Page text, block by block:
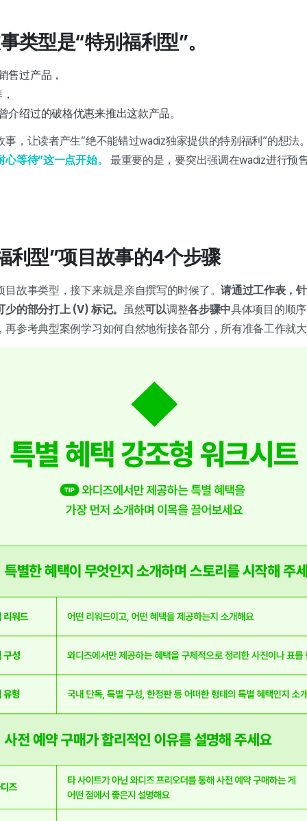
类型是“特别福利型”。
售过产品，
介绍过的破格优惠来推出这款产品。
事，让读者产生“绝不能错过wadiz独家提供的特别福利”的想法
等待”这一点开始。
最重要的是，要突出强调在wadiz进行预
利型”项目故事的4个步骤
目故事类型，接下来就是亲自撰写的时候了。请通过工作表，
的部分打上 (V) 标记。 虽然可以调整各步骤中具体项目的顺
再参考典型案例学习如何自然地衔接各部分，所有准备工作就